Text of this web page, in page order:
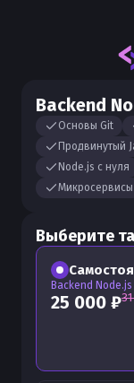
Backend
Основы Git
Продвинутый
Node.js с нуля
Микросервисы
Выберите
Backend
25 000 ₽